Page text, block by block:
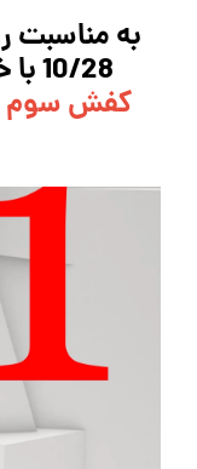
10/28 با خرید دو جفت کفش،
کفش سوم